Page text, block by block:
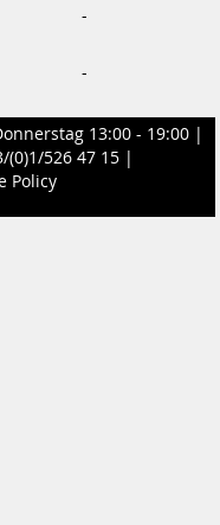
-
-
13:00 - 19:00 |
(0)1/526 47 15 |
Policy